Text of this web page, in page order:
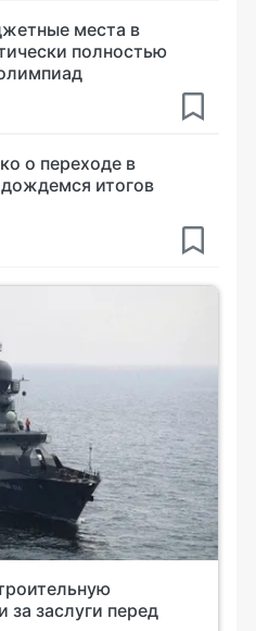
места в
полностью
о переходе в
итогов
за заслуги перед